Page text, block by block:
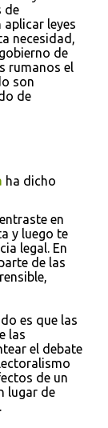
de
leyes
necesidad,
de
rumanos el
son
de
ha dicho
en
y luego te
legal. En
de las
es que las
las
el debate
de un
lugar de